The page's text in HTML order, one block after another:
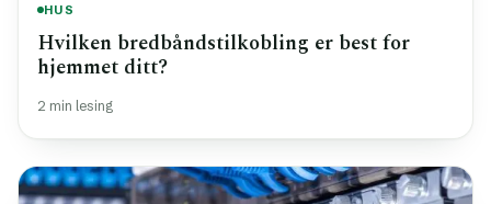
HUS
Hvilken bredbåndstilkobling er best for
hjemmet ditt?
2 min lesing